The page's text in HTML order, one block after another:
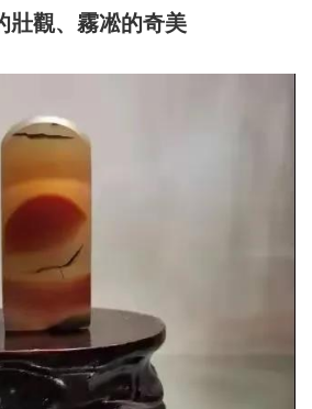
壯觀、霧凇的奇美